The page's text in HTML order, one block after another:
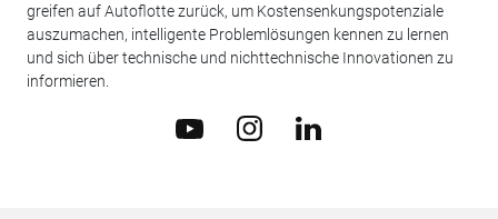
greifen auf Autoflotte zurück, um Kostensenkungspotenziale
auszumachen, intelligente Problemlösungen kennen zu lernen
und sich über technische und nichttechnische Innovationen zu
informieren.